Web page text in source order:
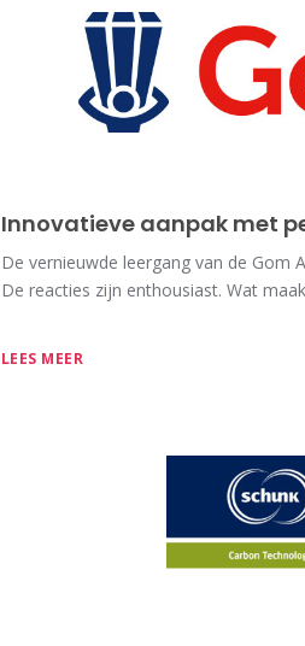
Innovatieve aanpak met
De vernieuwde leergang van de Gom
De reacties zijn enthousiast. Wat
LEES MEER